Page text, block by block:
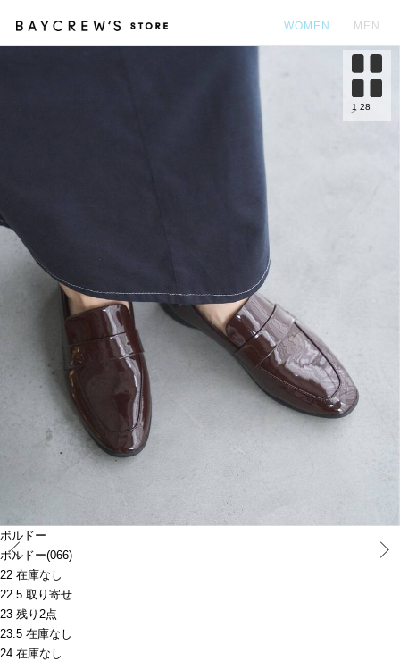
WOMEN MEN
ボルドー
ボルドー(066)
22 在庫なし
22.5 取り寄せ
23 残り2点
23.5 在庫なし
24 在庫なし
Prev
1 28